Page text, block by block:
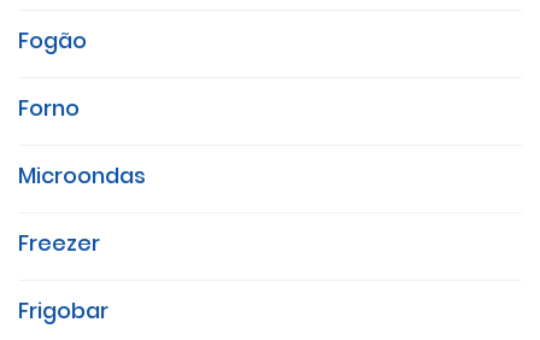
Fogão
Forno
Microondas
Freezer
Frigobar